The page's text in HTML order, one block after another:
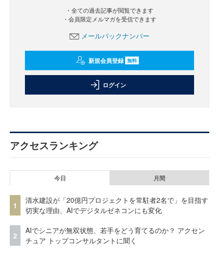
・全ての過去記事が閲覧できます
・会員限定メルマガを受信できます
メールバックナンバー
新規会員登録 無料
ログイン
アクセスランキング
今日 月間
1
清水建設が「20億円プロジェクトを常駐者2名で」を目指す
切実な理由、AIでデジタルゼネコンにも変化
2
AIでシニアが無双状態、若手をどう育てるのか？ アクセン
チュア トップコンサルタントに聞く